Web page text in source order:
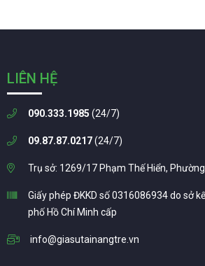
LIÊN HỆ
090.333.1985 (24/7)
09.87.87.0217(24/7)
Trụ sở: 1269/17 Phạm Thế Hiển, Phường
Giấy phép ĐKKD số 0316086934 do sở
phố Hồ Chí Minh cấp
info@giasutainangtre.vn